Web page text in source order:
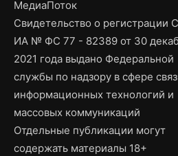
МедиаПоток
Свидетельство о регистрации
ИА № ФС 77 - 82389 от 30
2021 года выдано Федеральной
службы по надзору в сфере
информационных технологий и
массовых коммуникаций
Отдельные публикации могут
содержать материалы 18+